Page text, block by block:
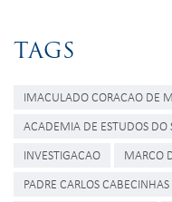
TAGS
IMACULADO CORACAO DE
ACADEMIA DE ESTUDOS DO
INVESTIGACAO
MARCO
PADRE CARLOS CABECINHAS